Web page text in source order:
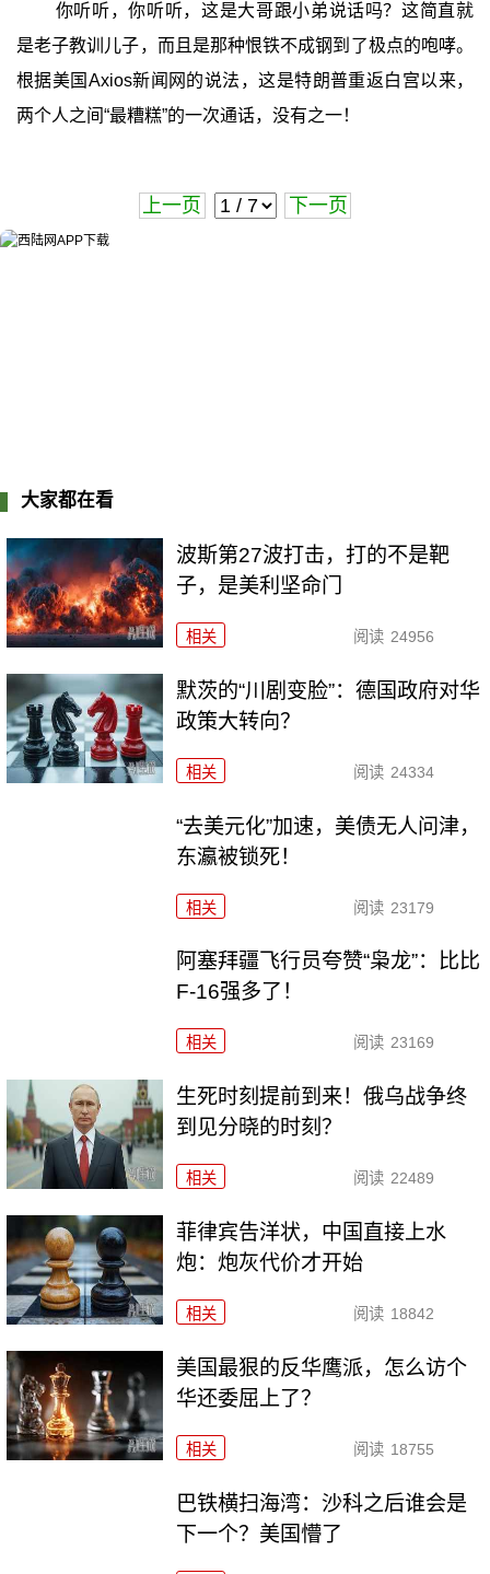
你听听，你听听，这是大哥跟小弟说话吗？这简直就
是老子教训儿子，而且是那种恨铁不成钢到了极点的咆哮。
根据美国Axios新闻网的说法，这是特朗普重返白宫以来，
两个人之间“最糟糕”的一次通话，没有之一！
上一页 下一页
大家都在看
波斯第27波打击，打的不是靶
子，是美利坚命门
相关 阅读 24956
默茨的“川剧变脸”：德国政府对华
政策大转向？
相关 阅读 24334
“去美元化”加速，美债无人问津，
东瀛被锁死！
相关 阅读 23179
阿塞拜疆飞行员夸赞“枭龙”：比比
F-16强多了！
相关 阅读 23169
生死时刻提前到来！俄乌战争终
到见分晓的时刻？
相关 阅读 22489
菲律宾告洋状，中国直接上水
炮：炮灰代价才开始
相关 阅读 18842
美国最狠的反华鹰派，怎么访个
华还委屈上了？
相关 阅读 18755
巴铁横扫海湾：沙科之后谁会是
下一个？美国懵了